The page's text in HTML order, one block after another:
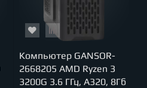
Компьютер GANSOR-
2668205 AMD Ryzen 3
3200G 3.6 ГГц, A320, 8Гб